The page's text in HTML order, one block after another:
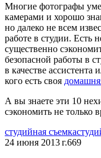
Многие фотографы
камерами и хорошо
но далеко не всем
работе в студии. Есть
существенно
безопасной работы в
в качестве ассистента
кого есть своя
А вы знаете эти 10
сэкономить не только
студийная съемка
24 июня 2013 г.669